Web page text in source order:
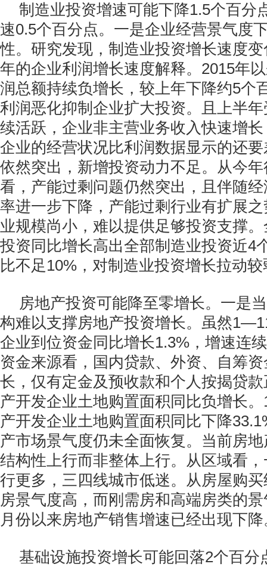
制造业投资增速可能下降1.5个百分
速0.5个百分点。一是企业经营景气度
性。研究发现，制造业投资增长速度
年的企业利润增长速度解释。2015年
润总额持续负增长，较上年下降约5个
利润恶化抑制企业扩大投资。且上半
续活跃，企业非主营业务收入快速增
企业的经营状况比利润数据显示的还
依然突出，新增投资动力不足。从今
看，产能过剩问题仍然突出，且伴随
率进一步下降，产能过剩行业有扩展
业规模尚小，难以提供足够投资支撑
投资同比增长高出全部制造业投资近4
比不足10%，对制造业投资增长拉动较
房地产投资可能降至零增长。一是
构难以支撑房地产投资增长。虽然
企业到位资金同比增长1.3%，增速连
资金来源看，国内贷款、外资、自筹
长，仅有定金及预收款和个人按揭贷
产开发企业土地购置面积同比负增长
产开发企业土地购置面积同比下降
产市场景气度仍未全面恢复。当前房
结构性上行而非整体上行。从区域看
行更多，三四线城市低迷。从房屋购
房景气度高，而刚需房和高端房类的
月份以来房地产销售增速已经出现下降
基础设施投资增长可能回落2个百分